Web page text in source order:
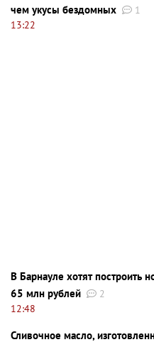
чем укусы бездомных
1
13:22
В Барнауле хотят построить
65 млн рублей
2
12:48
Сливочное масло,